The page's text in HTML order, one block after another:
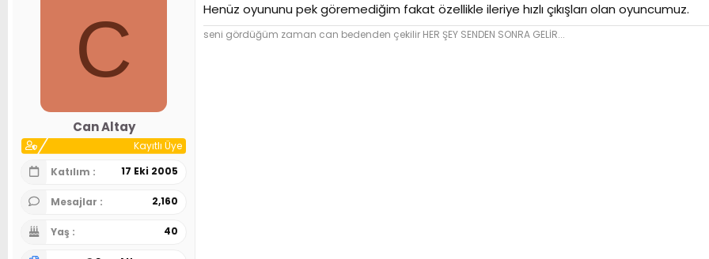
C
Can Altay
Kayıtlı Üye
Katılım
17 Eki 2005
Mesajlar 2,160
Yaş 40
Henüz oyununu pek göremediğim fakat özellikle ileriye hızlı çıkışları olan oyuncumuz.
seni gördüğüm zaman can bedenden çekilir HER ŞEY SENDEN SONRA GELİR...